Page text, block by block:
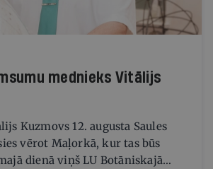
mednieks Vitālijs
Kuzmovs 12. augusta Saules
vērot Maļorkā, kur tas būs
dienā viņš LU Botāniskajā